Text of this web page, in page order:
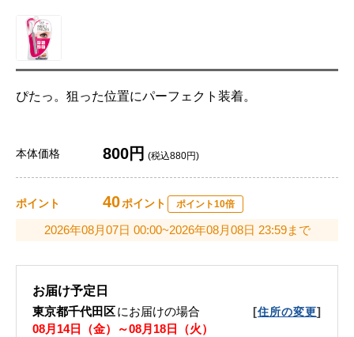
ぴたっ。狙った位置にパーフェクト装着。
本体価格 800円 (税込880円)
ポイント 40ポイント ポイント10倍
2026年08月07日 00:00~2026年08月08日 23:59まで
お届け予定日
東京都千代田区にお届けの場合 [住所の変更]
08月14日（金）～08月18日（火）